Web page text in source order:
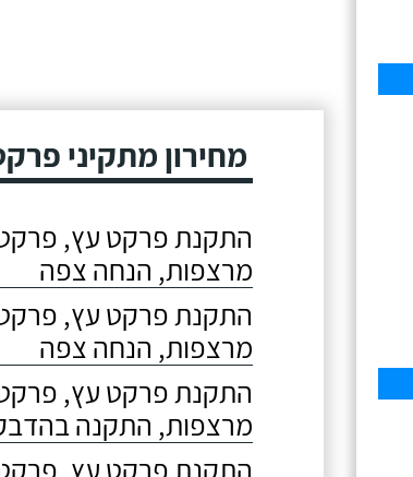
מחירון מתקיני
התקנת פרקט עץ, פרקט
מרצפות, הנחה צפה
התקנת פרקט עץ, פרקט
מרצפות, הנחה צפה
התקנת פרקט עץ, פרקט
מרצפות, התקנה